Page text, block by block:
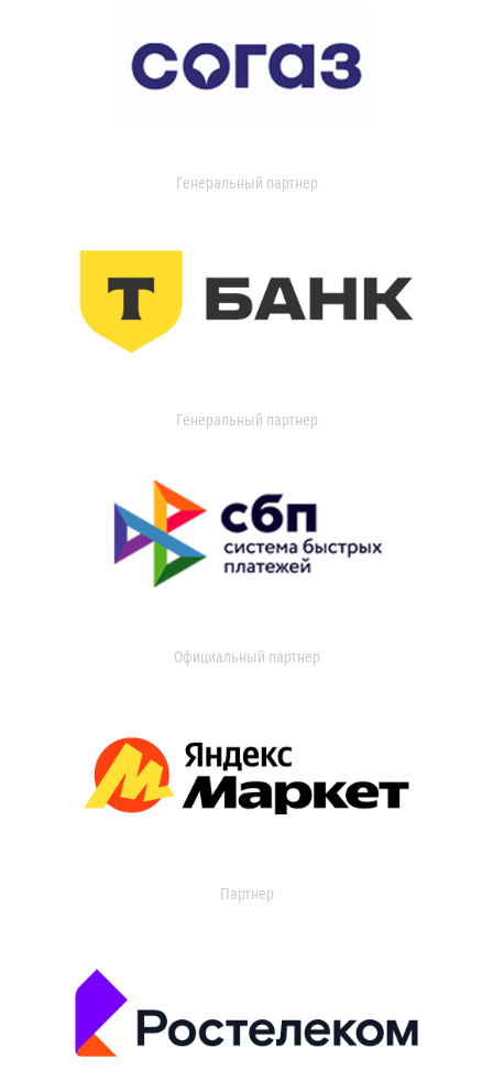
Генеральный партнер
Генеральный партнер
Официальный партнер
Партнер